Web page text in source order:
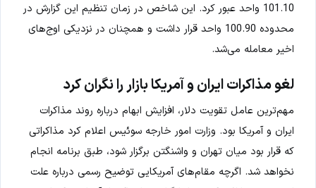
101.10 واحد عبور کرد. این شاخص در زمان تنظیم این گزارش در
محدوده 100.90 واحد قرار داشت و همچنان در نزدیکی اوج‌های
اخیر معامله می‌شد.
لغو مذاکرات ایران و آمریکا بازار را نگران کرد
مهم‌ترین عامل تقویت دلار، افزایش ابهام درباره روند مذاکرات
ایران و آمریکا بود. وزارت امور خارجه سوئیس اعلام کرد مذاکراتی
که قرار بود میان تهران و واشنگتن برگزار شود، طبق برنامه انجام
نخواهد شد. اگرچه مقام‌های آمریکایی توضیح رسمی درباره علت